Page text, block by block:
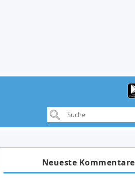
Neueste Kommentare